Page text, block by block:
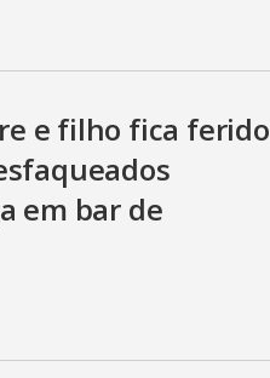
e filho fica ferido
em bar de